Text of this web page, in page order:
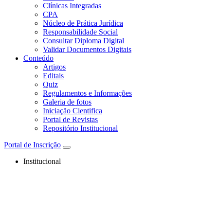
Clínicas Integradas
CPA
Núcleo de Prática Jurídica
Responsabilidade Social
Consultar Diploma Digital
Validar Documentos Digitais
Conteúdo
Artigos
Editais
Quiz
Regulamentos e Informações
Galeria de fotos
Iniciação Cientifica
Portal de Revistas
Repositório Institucional
Portal de Inscrição
Institucional